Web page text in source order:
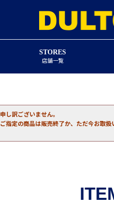
STORES
店舗一覧
申し訳ございません。
ご指定の商品は販売終了か、ただ今お取扱